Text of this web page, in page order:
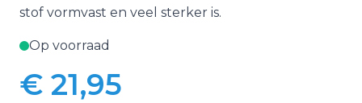
stof vormvast en veel sterker is.
Op voorraad
Vanaf:
€ 21,95